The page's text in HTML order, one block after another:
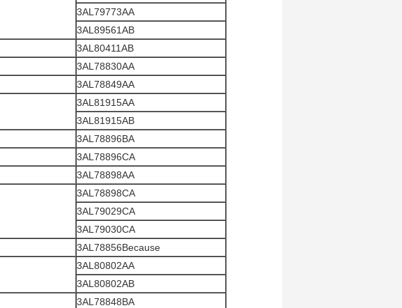
3AL79773AA
3AL89561AB
3AL80411AB
3AL78830AA
3AL78849AA
3AL81915AA
3AL81915AB
3AL78896BA
3AL78896CA
3AL78898AA
3AL78898CA
3AL79029CA
3AL79030CA
3AL78856Because
3AL80802AA
3AL80802AB
3AL78848BA